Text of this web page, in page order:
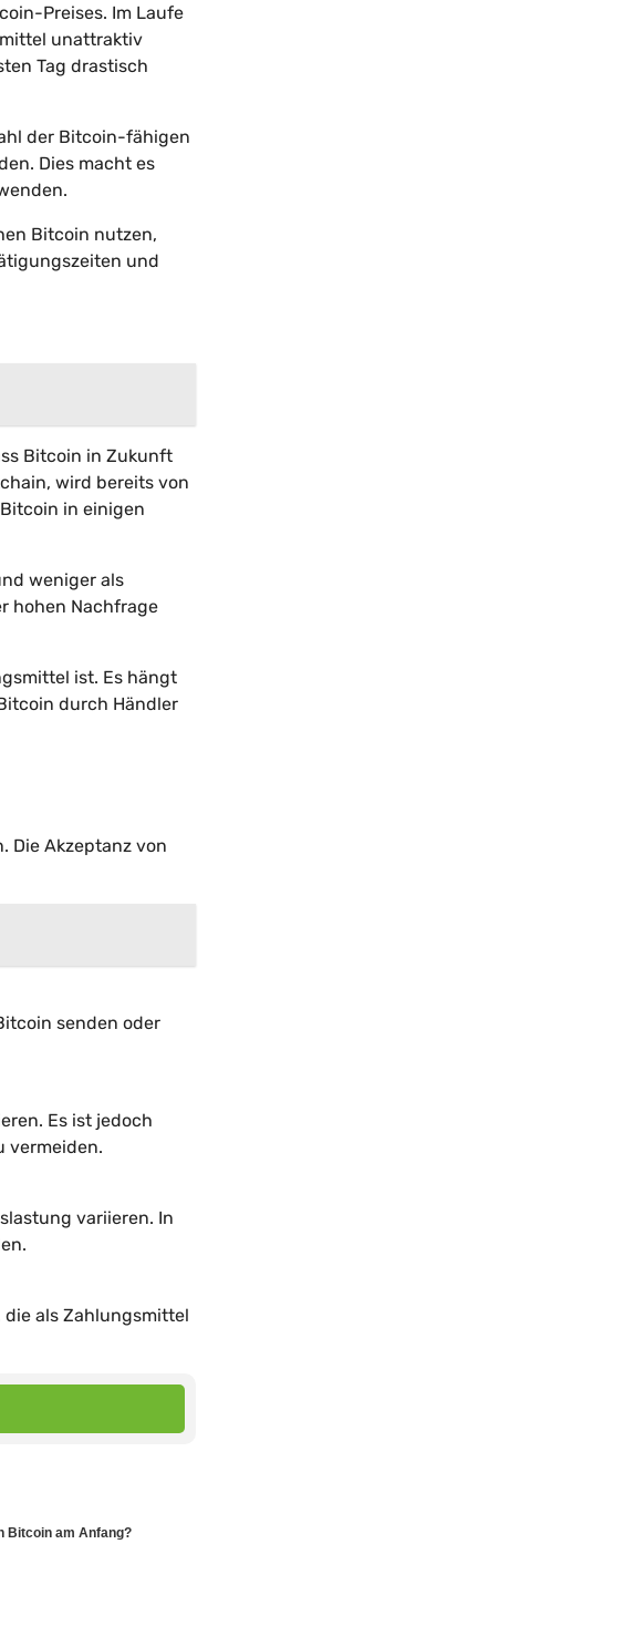
Preises. Im Laufe
unattraktiv
Tag drastisch
der Bitcoin-fähigen
Dies macht es
Bitcoin nutzen,
und
Bitcoin in Zukunft
wird bereits von
in einigen
weniger als
hohen Nachfrage
ist. Es hängt
durch Händler
Die Akzeptanz von
senden oder
Es ist jedoch
vermeiden.
variieren. In
als Zahlungsmittel
Bitcoin am Anfang?